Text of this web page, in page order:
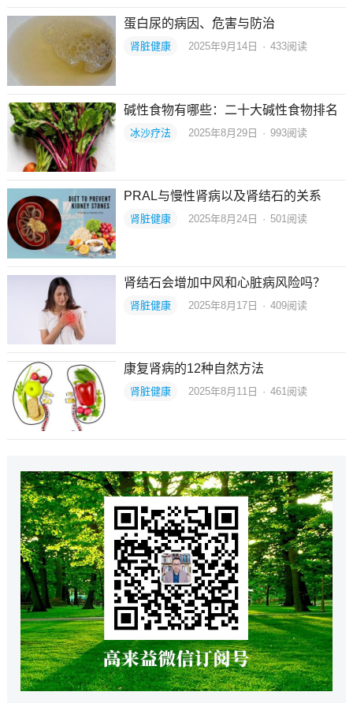
蛋白尿的病因、危害与防治
肾脏健康 2025年9月14日 · 433阅读
碱性食物有哪些：二十大碱性食物排名
冰沙疗法 2025年8月29日 · 993阅读
PRAL与慢性肾病以及肾结石的关系
肾脏健康 2025年8月24日 · 501阅读
肾结石会增加中风和心脏病风险吗？
肾脏健康 2025年8月17日 · 409阅读
康复肾病的12种自然方法
肾脏健康 2025年8月11日 · 461阅读